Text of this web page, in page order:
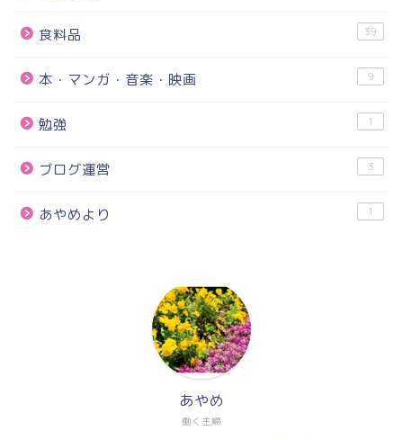
食料品 39
本・マンガ・音楽・映画 9
勉強 1
ブログ運営 3
あやめより 1
働く主婦
あやめ